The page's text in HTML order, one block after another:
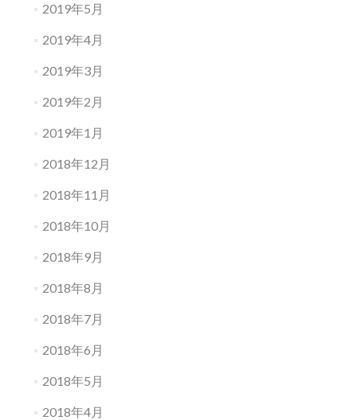
2019年5月
2019年4月
2019年3月
2019年2月
2019年1月
2018年12月
2018年11月
2018年10月
2018年9月
2018年8月
2018年7月
2018年6月
2018年5月
2018年4月